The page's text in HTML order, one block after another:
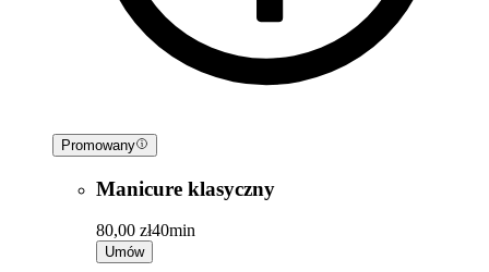
Promowany
Manicure klasyczny
80,00 zł40min
Umów